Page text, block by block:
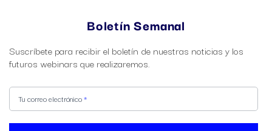
Boletín Semanal
Suscríbete para recibir el boletín de nuestras noticias y los
futuros webinars que realizaremos.
BoletínTu correo electrónico*
eres
humano,